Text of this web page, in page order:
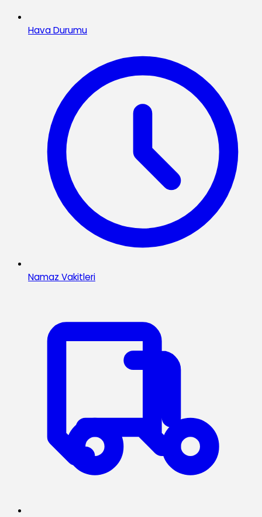
Hava Durumu
Namaz Vakitleri